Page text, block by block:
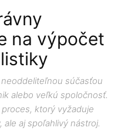
na výpočet
súčasťou
alebo veľkú spoločnosť.
ktorý vyžaduje
aj spoľahlivý nástroj.